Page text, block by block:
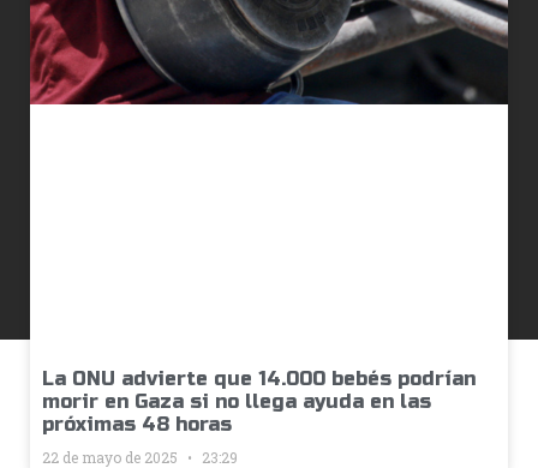
La ONU advierte que 14.000 bebés podrían
morir en Gaza si no llega ayuda en las
próximas 48 horas
22 de mayo de 2025 23:29